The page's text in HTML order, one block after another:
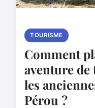
TOURISME
Comment
aventure
les
Pérou ?